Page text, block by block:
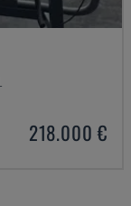
218.000 €